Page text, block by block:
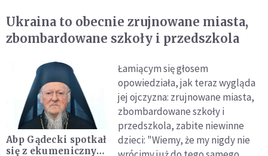
Ukraina to obecnie zrujnowane miasta,
zbombardowane szkoły i przedszkola
Abp Gądecki spotkał
się z ekumenicznym
Łamiącym się głosem
opowiedziała, jak teraz wygląda
jej ojczyzna: zrujnowane miasta,
zbombardowane szkoły i
przedszkola, zabite niewinne
dzieci: "Wiemy, że my nigdy nie